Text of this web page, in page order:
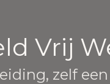
Vrij
zelf